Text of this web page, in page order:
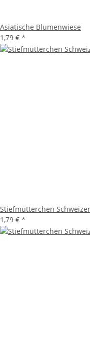
Asiatische Blumenwiese
1,79 € *
Stiefmütterchen
1,79 € *